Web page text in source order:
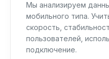
Мы анализируем
мобильного типа.
скорость,
пользователей,
подключение.